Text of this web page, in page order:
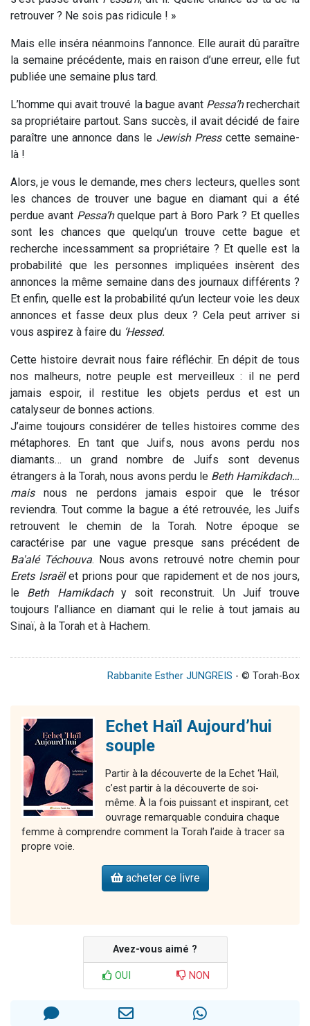
retrouver ? Ne sois pas ridicule ! »
Mais elle inséra néanmoins l’annonce. Elle aurait dû paraître
la semaine précédente, mais en raison d’une erreur, elle fut
publiée une semaine plus tard.
L’homme qui avait trouvé la bague avant Pessa’hrecherchait
sa propriétaire partout. Sans succès, il avait décidé de faire
paraître une annonce dans le Jewish Presscette semaine-
là !
Alors, je vous le demande, mes chers lecteurs, quelles sont
les chances de trouver une bague en diamant qui a été
perdue avant Pessa’hquelque part à Boro Park ? Et quelles
sont les chances que quelqu’un trouve cette bague et
recherche incessamment sa propriétaire ? Et quelle est la
probabilité que les personnes impliquées insèrent des
annonces la même semaine dans des journaux différents ?
Et enfin, quelle est la probabilité qu’un lecteur voie les deux
annonces et fasse deux plus deux ? Cela peut arriver si
vous aspirez à faire du ‘Hessed.
Cette histoire devrait nous faire réfléchir. En dépit de tous
nos malheurs, notre peuple est merveilleux : il ne perd
jamais espoir, il restitue les objets perdus et est un
catalyseur de bonnes actions.
J’aime toujours considérer de telles histoires comme des
métaphores. En tant que Juifs, nous avons perdu nos
diamants… un grand nombre de Juifs sont devenus
étrangers à la Torah, nous avons perdu le Beth Hamikdach…
maisnous ne perdons jamais espoir que le trésor
reviendra. Tout comme la bague a été retrouvée, les Juifs
retrouvent le chemin de la Torah. Notre époque se
caractérise par une vague presque sans précédent de
Ba'alé Téchouva. Nous avons retrouvé notre chemin pour
Erets Israëlet prions pour que rapidement et de nos jours,
le Beth Hamikdachy soit reconstruit. Un Juif trouve
toujours l’alliance en diamant qui le relie à tout jamais au
Sinaï, à la Torah et à Hachem.
Rabbanite Esther JUNGREIS - © Torah-Box
Echet Haïl Aujourd’hui
souple
Partir à la découverte de la Echet ‘Haïl,
c’est partir à la découverte de soi-
même. À la fois puissant et inspirant, cet
ouvrage remarquable conduira chaque
femme à comprendre comment la Torah l’aide à tracer sa
propre voie.
acheter ce livre
Avez-vous aimé ?
OUI NON